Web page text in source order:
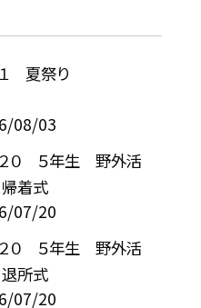
夏祭り
08/03
２０ ５年生 野外活
着式
07/20
２０ ５年生 野外活
所式
07/20